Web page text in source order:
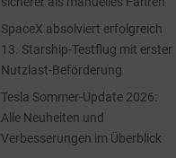
SpaceX absolviert erfolgreich
13. Starship-Testflug mit erster
Nutzlast-Beförderung
Tesla Sommer-Update 2026:
Alle Neuheiten und
Verbesserungen im Überblick